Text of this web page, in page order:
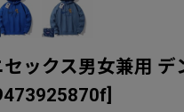
クス男女兼用 デ
]